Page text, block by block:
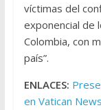
víctimas del
exponencial de
Colombia, con
país”.
ENLACES:
en Vatican News